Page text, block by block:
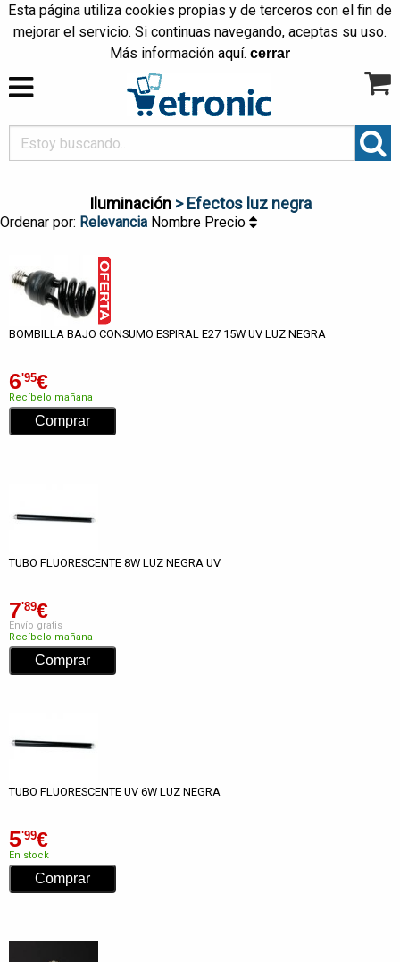
Esta página utiliza cookies propias y de terceros con el fin de
mejorar el servicio. Si continuas navegando, aceptas su uso.
Más información aquí. cerrar
Iluminación> Efectos luz negra
Ordenar por: Relevancia Nombre Precio
BOMBILLA BAJO CONSUMO ESPIRAL E27 15W UV LUZ NEGRA
6'95€
Recíbelo mañana
TUBO FLUORESCENTE 8W LUZ NEGRA UV
7'89€
Envío gratis
Recíbelo mañana
TUBO FLUORESCENTE UV 6W LUZ NEGRA
5'99€
En stock